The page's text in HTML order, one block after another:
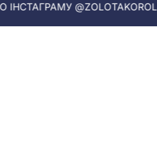
@ZOLOTAKOROLEVA